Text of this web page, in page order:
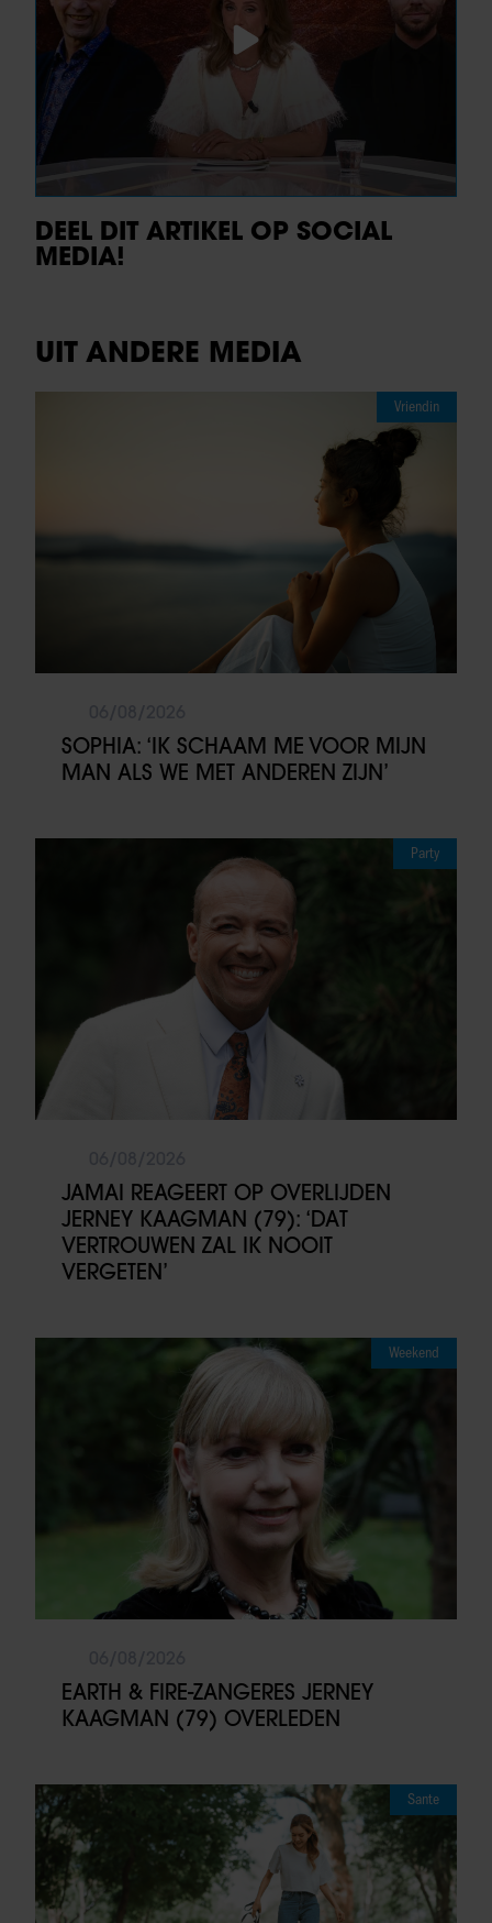
DEEL DIT ARTIKEL OP SOCIAL
MEDIA!
UIT ANDERE MEDIA
Vriendin
SOPHIA: ‘IK SCHAAM ME VOOR MIJN
MAN ALS WE MET ANDEREN ZIJN’
Party
JAMAI REAGEERT OP OVERLIJDEN
JERNEY KAAGMAN (79): ‘DAT
VERTROUWEN ZAL IK NOOIT
VERGETEN’
Weekend
EARTH & FIRE-ZANGERES JERNEY
KAAGMAN (79) OVERLEDEN
Sante